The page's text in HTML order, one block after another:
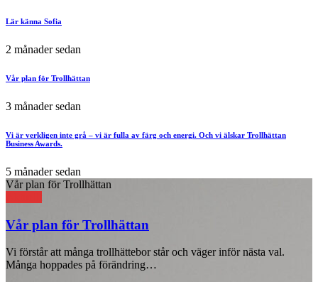
Lär känna Sofia
2 månader sedan
Vår plan för Trollhättan
3 månader sedan
Vi är verkligen inte grå – vi är fulla av färg och energi. Och vi älskar Trollhättan
Business Awards.
5 månader sedan
Vår plan för Trollhättan
Vår plan för Trollhättan
Vi förstår att många trollhättebor står och väger inför nästa val.
Många hoppades på förändring…